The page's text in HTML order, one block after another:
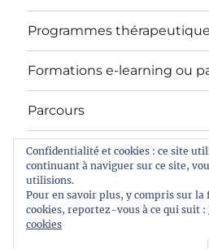
Programmes
Formations e-learning ou
Parcours
Tarifs
Psychologue Var83 :
Hypnose – Jerez Christelle
Confidentialité et cookies : ce site
continuant à naviguer sur ce site,
utilisions.
Pour en savoir plus, y compris sur la
cookies, reportez-vous à ce qui suit :
cookies